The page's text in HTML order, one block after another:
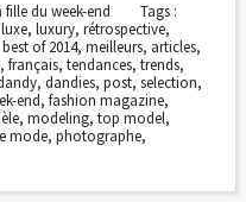
fille du week-end
Tags :
luxe, luxury, rétrospective,
best of 2014, meilleurs, articles,
, français, tendances, trends,
, dandies, post, selection,
end, fashion magazine,
, modeling, top model,
mode, photographe,